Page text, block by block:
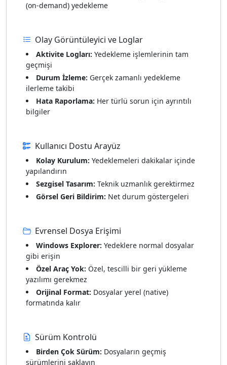
(on‑demand) yedekleme
Olay Görüntüleyici ve Loglar
Aktivite Logları: Yedekleme işlemlerinin tam
geçmişi
Durum İzleme: Gerçek zamanlı yedekleme
ilerleme takibi
Hata Raporlama: Her türlü sorun için ayrıntılı
bilgiler
Kullanıcı Dostu Arayüz
Kolay Kurulum: Yedeklemeleri dakikalar içinde
yapılandırın
Sezgisel Tasarım: Teknik uzmanlık gerektirmez
Görsel Geri Bildirim: Net durum göstergeleri
Evrensel Dosya Erişimi
Windows Explorer: Yedeklere normal dosyalar
gibi erişin
Özel Araç Yok: Özel, tescilli bir geri yükleme
yazılımı gerekmez
Orijinal Format: Dosyalar yerel (native)
formatında kalır
Sürüm Kontrolü
Birden Çok Sürüm: Dosyaların geçmiş
sürümlerini saklayın